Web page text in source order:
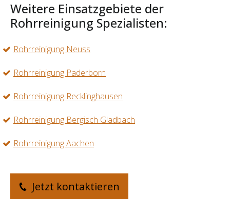
Weitere Einsatzgebiete der
Rohrreinigung Spezialisten:
Rohrreinigung Neuss
Rohrreinigung Paderborn
Rohrreinigung Recklinghausen
Rohrreinigung Bergisch Gladbach
Rohrreinigung Aachen
Jetzt kontaktieren